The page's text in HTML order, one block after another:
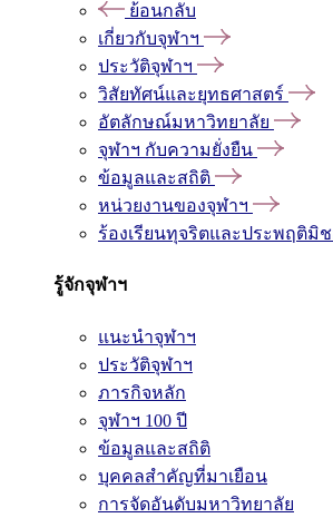
ย้อนกลับ
เกี่ยวกับจุฬาฯ
ประวัติจุฬาฯ
วิสัยทัศน์และยุทธศาสตร์
อัตลักษณ์มหาวิทยาลัย
จุฬาฯ กับความยั่งยืน
ข้อมูลและสถิติ
หน่วยงานของจุฬาฯ
ร้องเรียนทุจริตและประพฤติมิ
รู้จักจุฬาฯ
แนะนำจุฬาฯ
ประวัติจุฬาฯ
ภารกิจหลัก
จุฬาฯ 100 ปี
ข้อมูลและสถิติ
บุคคลสำคัญที่มาเยือน
การจัดอันดับมหาวิทยาลัย